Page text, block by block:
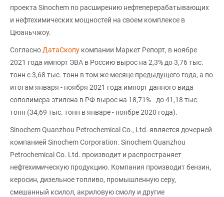
проекта Sinochem по расширению нефтеперерабатывающих
и нефтехимических мощностей на своем комплексе в
Цюаньчжоу.
СогласноДатаСкопу компании Маркет Репорт, в ноябре
2021 года импорт ЭВА в Россию вырос на 2,3% до 3,76 тыс.
тонн с 3,68 тыс. тонн в том же месяце предыдущего года, а по
итогам января - ноября 2021 года импорт данного вида
сополимера этилена в РФ вырос на 18,71% - до 41,18 тыс.
тонн (34,69 тыс. тонн в январе - ноябре 2020 года).
Sinochem Quanzhou Petrochemical Co., Ltd. является дочерней
компанией Sinochem Corporation. Sinochem Quanzhou
Petrochemical Co. Ltd. производит и распространяет
нефтехимическую продукцию. Компания производит бензин,
керосин, дизельное топливо, промышленную серу,
смешанный ксилол, акриловую смолу и другие